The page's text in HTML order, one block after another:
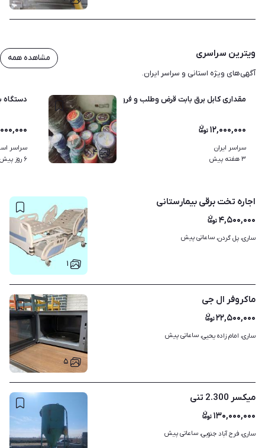
ویترین سراسری
آگهی‌های ویژه استانی و سراسر ایران.
مشاهده همه
۴
مقداری کابل برق بابت قرض وطلب و فروش بصورت چکی
۱۲,۰۰۰,۰۰۰
سراسر ایران
۳ هفته پیش
دستگاه
سراسر
۶ روز پیش
۱
اجاره تخت برقی بیمارستانی
۴,۵۰۰,۰۰۰
ساری، پل گردن، ساعاتی پیش
۵
ماکروفر ال جی
۲۲,۵۰۰,۰۰۰
ساری، امام زاده یحیی، ساعاتی پیش
میکسر 2.300 تنی
۱۳۰,۰۰۰,۰۰۰
ساری، فرح آباد جنوبی، ساعاتی پیش